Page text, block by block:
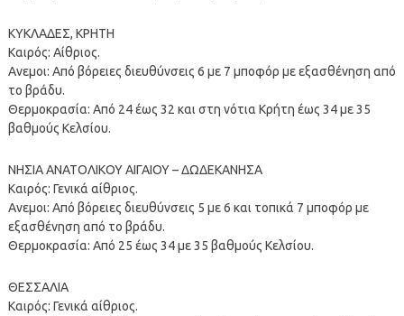
ΚΥΚΛΑΔΕΣ, ΚΡΗΤΗ
Καιρός: Αίθριος.
Ανεμοι: Από βόρειες διευθύνσεις 6 με 7 μποφόρ με εξασθένηση από
το βράδυ.
Θερμοκρασία: Από 24 έως 32 και στη νότια Κρήτη έως 34 με 35
βαθμούς Κελσίου.
ΝΗΣΙΑ ΑΝΑΤΟΛΙΚΟΥ ΑΙΓΑΙΟΥ – ΔΩΔΕΚΑΝΗΣΑ
Καιρός: Γενικά αίθριος.
Ανεμοι: Από βόρειες διευθύνσεις 5 με 6 και τοπικά 7 μποφόρ με
εξασθένηση από το βράδυ.
Θερμοκρασία: Από 25 έως 34 με 35 βαθμούς Κελσίου.
ΘΕΣΣΑΛΙΑ
Καιρός: Γενικά αίθριος.